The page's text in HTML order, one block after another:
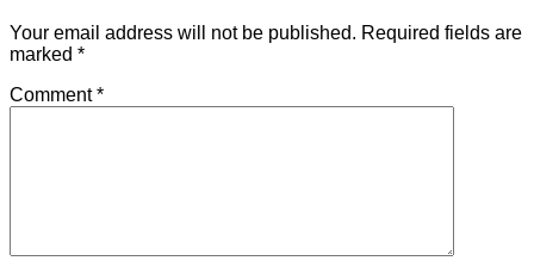
Your email address will not be published. Required fields are
marked *
Comment*